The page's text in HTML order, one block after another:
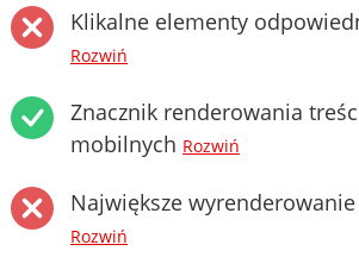
Klikalne elementy
Rozwiń
Znacznik renderowania
mobilnych Rozwiń
Największe wyrenderowanie
Rozwiń